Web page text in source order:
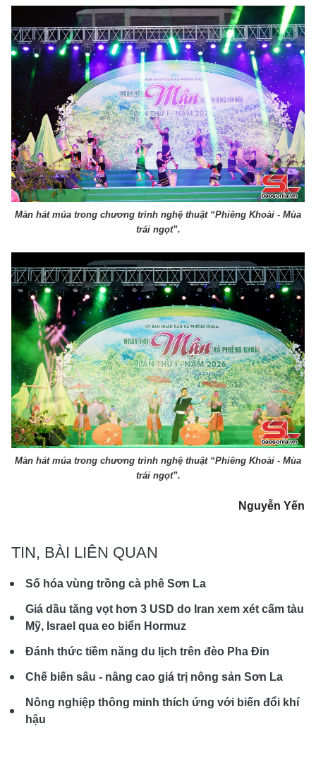
Màn hát múa trong chương trình nghệ thuật “Phiêng Khoài - Mùa
trái ngọt”.
Màn hát múa trong chương trình nghệ thuật “Phiêng Khoài - Mùa
trái ngọt”.
Nguyễn Yến
TIN, BÀI LIÊN QUAN
Số hóa vùng trồng cà phê Sơn La
Giá dầu tăng vọt hơn 3 USD do Iran xem xét cấm tàu
Mỹ, Israel qua eo biển Hormuz
Đánh thức tiềm năng du lịch trên đèo Pha Đin
Chế biến sâu - nâng cao giá trị nông sản Sơn La
Nông nghiệp thông minh thích ứng với biến đổi khí
hậu